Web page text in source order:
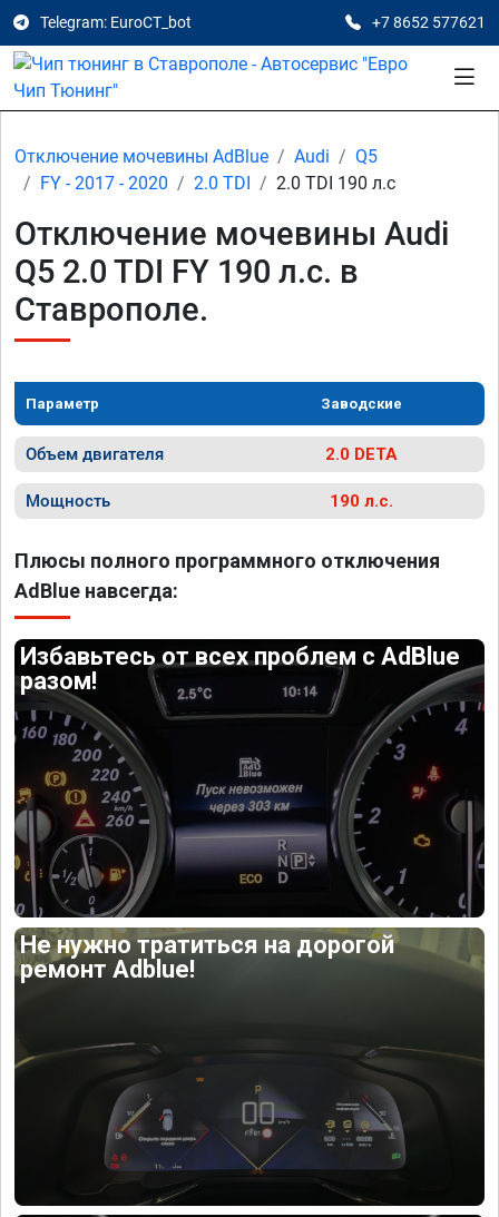
Telegram: EuroCT_bot +7 8652 577621
Отключение мочевины AdBlue Audi
Q5
FY - 2017 - 2020
2.0 TDI 2.0 TDI 190 л.с
Отключение мочевины Audi
Q5 2.0 TDI FY 190 л.с. в
Ставрополе.
Параметр Заводские
Объем двигателя 2.0 DETA
Мощность 190 л.с.
Плюсы полного программного отключения
AdBlue навсегда:
Избавьтесь от всех проблем с AdBlue
разом!
Не нужно тратиться на дорогой
ремонт Adblue!